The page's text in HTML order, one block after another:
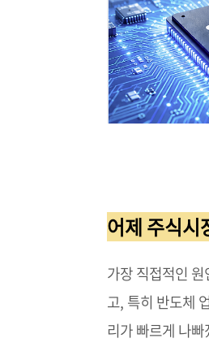
어제 주식시
가장 직접적인 원
고, 특히 반도체
리가 빠르게 나